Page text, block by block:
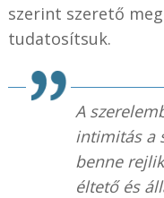
szerint szerető
tudatosítsuk.
A
intimitás a
benne
éltető és